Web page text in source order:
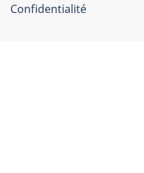
Confidentialité